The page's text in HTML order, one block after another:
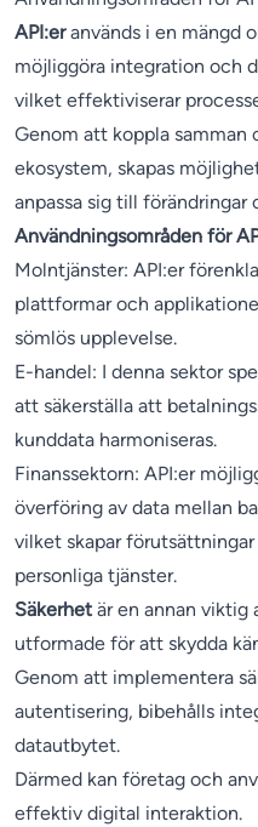
API:eranvänds i en mängd
möjliggöra integration och
vilket effektiviserar
Genom att koppla
ekosystem, skapas
anpassa sig till förändringar
Användningsområden för
Molntjänster: API:er
plattformar och
sömlös upplevelse.
E-handel: I denna sektor
att säkerställa att
kunddata harmoniseras.
Finanssektorn: API:er
överföring av data mellan
vilket skapar
personliga tjänster.
Säkerhetär en annan viktig
utformade för att skydda
Genom att implementera
autentisering, bibehålls
datautbytet.
Därmed kan företag och
effektiv digital interaktion.